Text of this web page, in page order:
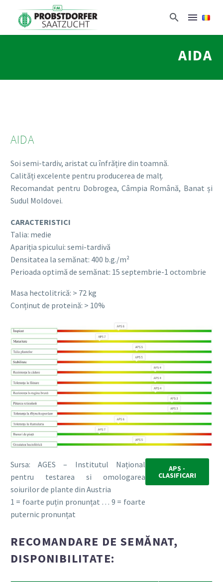
AIDA
AIDA
Soi semi-tardiv, aristat cu înfrățire din toamnă.
Calități excelente pentru producerea de malț.
Recomandat pentru Dobrogea, Câmpia Română, Banat și
Sudul Moldovei.
CARACTERISTICI
Talia: medie
Apariția spicului: semi-tardivă
Densitatea la semănat: 400 b.g./m²
Perioada optimă de semănat: 15 septembrie-1 octombrie
Masa hectolitrică: > 72 kg
Conținut de proteină: > 10%
Sursa: AGES – Institutul Național
pentru testarea si omologarea
soiurilor de plante din Austria
1 = foarte puțin pronunțat … 9 = foarte
puternic pronunțat
APS -
CLASIFICARI
RECOMANDARE DE SEMĂNAT,
DISPONIBILITATE: